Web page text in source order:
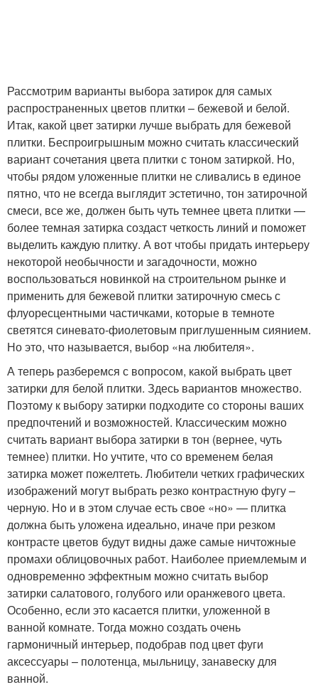
Рассмотрим варианты выбора затирок для самых
распространенных цветов плитки – бежевой и белой.
Итак, какой цвет затирки лучше выбрать для бежевой
плитки. Беспроигрышным можно считать классический
вариант сочетания цвета плитки с тоном затиркой. Но,
чтобы рядом уложенные плитки не сливались в единое
пятно, что не всегда выглядит эстетично, тон затирочной
смеси, все же, должен быть чуть темнее цвета плитки —
более темная затирка создаст четкость линий и поможет
выделить каждую плитку. А вот чтобы придать интерьеру
некоторой необычности и загадочности, можно
воспользоваться новинкой на строительном рынке и
применить для бежевой плитки затирочную смесь с
флуоресцентными частичками, которые в темноте
светятся синевато-фиолетовым приглушенным сиянием.
Но это, что называется, выбор «на любителя».
А теперь разберемся с вопросом, какой выбрать цвет
затирки для белой плитки. Здесь вариантов множество.
Поэтому к выбору затирки подходите со стороны ваших
предпочтений и возможностей. Классическим можно
считать вариант выбора затирки в тон (вернее, чуть
темнее) плитки. Но учтите, что со временем белая
затирка может пожелтеть. Любители четких графических
изображений могут выбрать резко контрастную фугу –
черную. Но и в этом случае есть свое «но» — плитка
должна быть уложена идеально, иначе при резком
контрасте цветов будут видны даже самые ничтожные
промахи облицовочных работ. Наиболее приемлемым и
одновременно эффектным можно считать выбор
затирки салатового, голубого или оранжевого цвета.
Особенно, если это касается плитки, уложенной в
ванной комнате. Тогда можно создать очень
гармоничный интерьер, подобрав под цвет фуги
аксессуары – полотенца, мыльницу, занавеску для
ванной.